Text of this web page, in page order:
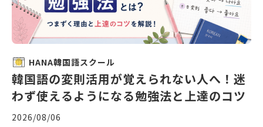
HANA韓国語スクール
韓国語の変則活用が覚えられない人へ！迷
わず使えるようになる勉強法と上達のコツ
2026/08/06